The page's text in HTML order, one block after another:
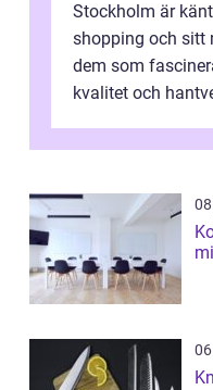
Stockholm är
shopping och sitt
dem som
kvalitet och